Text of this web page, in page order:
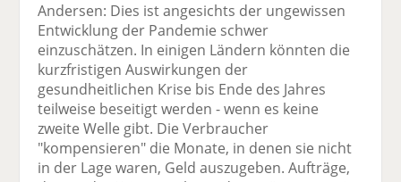
Andersen: Dies ist angesichts der ungewissen
Entwicklung der Pandemie schwer
einzuschätzen. In einigen Ländern könnten die
kurzfristigen Auswirkungen der
gesundheitlichen Krise bis Ende des Jahres
teilweise beseitigt werden - wenn es keine
zweite Welle gibt. Die Verbraucher
"kompensieren" die Monate, in denen sie nicht
in der Lage waren, Geld auszugeben. Aufträge,